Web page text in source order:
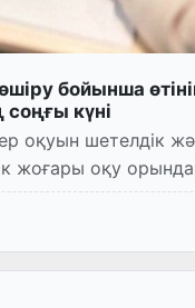
бойынша
күні
оқуын шетелдік
оқу
білім беру
бойынша